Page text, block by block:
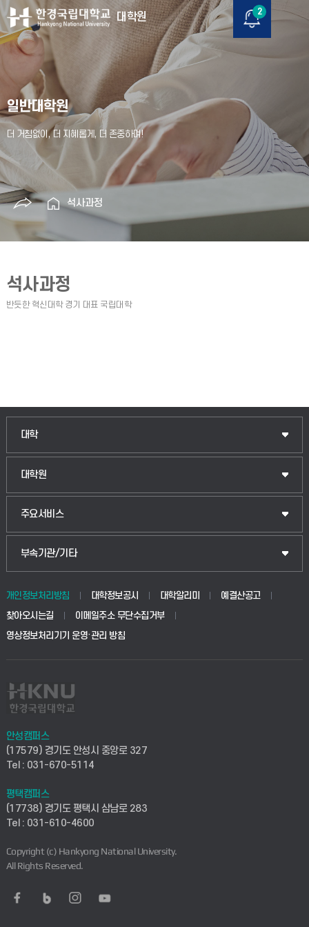
대학원 2
일반대학원
석사과정
석사과정
대학
인문융합공공인재학부
법경영학부
생명공학부
사회안전시스템공학부
컴퓨터응용수학부
ICT로봇기계공학부
전자전기공학부
디자인건축융합학부
AI융합학부
대학원
일반대학원
산업대학원
공공정책대학원
교육대학원
주요서비스
입학안내
웹메일
학사시스템(전문학사 및 전공심화)
사이버캠퍼스(전문학사 및 전공심화)
시설바로처리서비스
연구실안전관리시스템
산학연구관리시스템
찾아오시는길(평택)
통학버스안내(안성)
부속기관/기타
중앙도서관
학생생활관(안성)
산학협력단
취업지원센터
창업지원센터
현장실습지원센터
개인정보처리방침 대학정보공시 대학알리미
예결산공고
찾아오시는길
이메일주소 무단수집거부
영상정보처리기기 운영·관리 방침
안성캠퍼스
(17579) 경기도 안성시 중앙로 327
Tel : 031-670-5114
평택캠퍼스
(17738) 경기도 평택시 삼남로 283
Tel : 031-610-4600
Copyright (c) Hankyong National University.
All Rights Reserved.